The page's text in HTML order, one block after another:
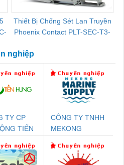
Thiết Bị Chống Sét Lan Truyền
Phoenix Contact PLT-SEC-T3-
nghiệp
TY CP
TIẾN
CÔNG TY TNHH
MEKONG
SUPPLY